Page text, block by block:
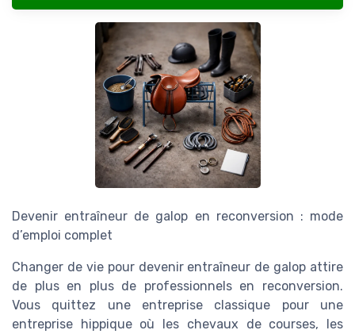
Devenir entraîneur de galop en reconversion : mode
d’emploi complet
Changer de vie pour devenir entraîneur de galop attire
de plus en plus de professionnels en reconversion.
Vous quittez une entreprise classique pour une
entreprise hippique où les chevaux de courses, les